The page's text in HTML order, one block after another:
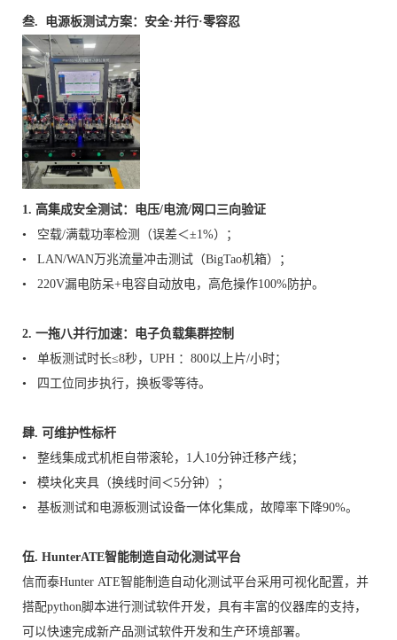
叁. 电源板测试方案：安全·并行·零容忍
1. 高集成安全测试：电压/电流/网口三向验证
• 空载/满载功率检测（误差＜±1%）；
• LAN/WAN万兆流量冲击测试（BigTao机箱）；
• 220V漏电防呆+电容自动放电，高危操作100%防护。
2. 一拖八并行加速：电子负载集群控制
• 单板测试时长≤8秒，UPH ：800以上片/小时；
• 四工位同步执行，换板零等待。
肆. 可维护性标杆
• 整线集成式机柜自带滚轮，1人10分钟迁移产线；
• 模块化夹具（换线时间＜5分钟）；
• 基板测试和电源板测试设备一体化集成，故障率下降90%。
伍. HunterATE智能制造自动化测试平台
信而泰Hunter ATE智能制造自动化测试平台采用可视化配置，并
搭配python脚本进行测试软件开发，具有丰富的仪器库的支持，
可以快速完成新产品测试软件开发和生产环境部署。